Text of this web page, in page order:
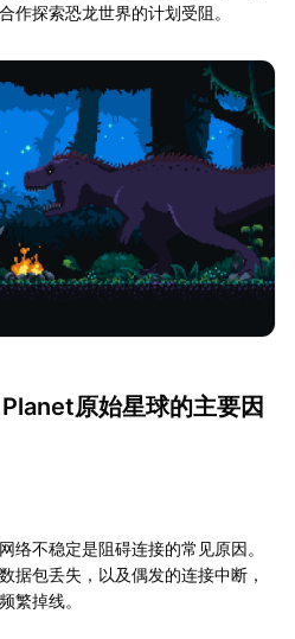
作探索恐龙世界的计划受阻。
原始星球的主要因
络不稳定是阻碍连接的常见原因。
据包丢失，以及偶发的连接中断，
繁掉线。